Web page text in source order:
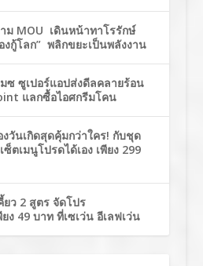
ม MOU เดินหน้าทาโรรักษ์
งกู้โลก” พลิกขยะเป็นพลังงาน
ซ ซูเปอร์แอปส่งดีลคลายร้อน
แลกซื้อไอศกรีมโคน
วันเกิดสุดคุ้มกว่าใคร! กับชุด
ซ็ตเมนูโปรดได้เอง เพียง 299
ยว 2 สูตร จัดโปร
ง 49 บาท ที่เซเว่น อีเลฟเว่น